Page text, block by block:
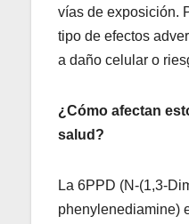
vías de exposición.
tipo de efectos
a daño celular o
¿Cómo afectan
salud?
La 6PPD (N-(1,3-
phenylenediamine)